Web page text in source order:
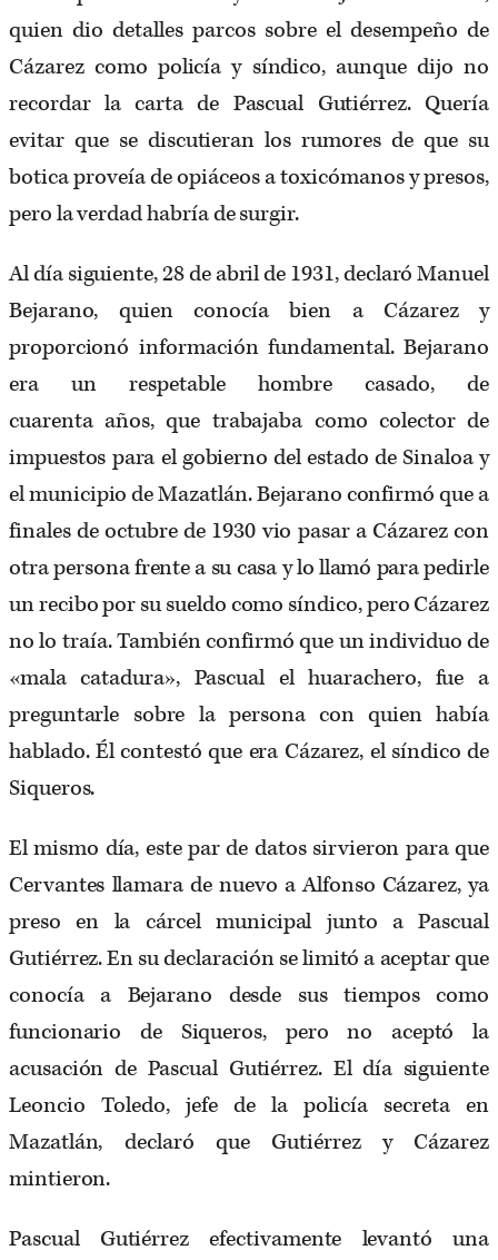
quien dio detalles parcos sobre el desempeño de
Cázarez como policía y síndico, aunque dijo no
recordar la carta de Pascual Gutiérrez. Quería
evitar que se discutieran los rumores de que su
botica proveía de opiáceos a toxicómanos y presos,
pero la verdad habría de surgir.
Al día siguiente, 28 de abril de 1931, declaró Manuel
Bejarano, quien conocía bien a Cázarez y
proporcionó información fundamental. Bejarano
era un respetable hombre casado, de
cuarenta años, que trabajaba como colector de
impuestos para el gobierno del estado de Sinaloa y
el municipio de Mazatlán. Bejarano confirmó que a
finales de octubre de 1930 vio pasar a Cázarez con
otra persona frente a su casa y lo llamó para pedirle
un recibo por su sueldo como síndico, pero Cázarez
no lo traía. También confirmó que un individuo de
«mala catadura», Pascual el huarachero, fue a
preguntarle sobre la persona con quien había
hablado. Él contestó que era Cázarez, el síndico de
Siqueros.
El mismo día, este par de datos sirvieron para que
Cervantes llamara de nuevo a Alfonso Cázarez, ya
preso en la cárcel municipal junto a Pascual
Gutiérrez. En su declaración se limitó a aceptar que
conocía a Bejarano desde sus tiempos como
funcionario de Siqueros, pero no aceptó la
acusación de Pascual Gutiérrez. El día siguiente
Leoncio Toledo, jefe de la policía secreta en
Mazatlán, declaró que Gutiérrez y Cázarez
mintieron.
Pascual Gutiérrez efectivamente levantó una